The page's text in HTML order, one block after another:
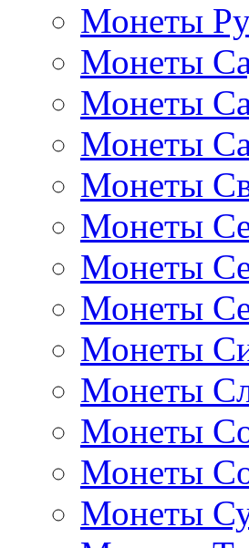
Монеты
Монеты
Монеты
Монеты
Монеты
Монеты
Монеты
Монеты
Монеты
Монеты
Монеты
Монеты
Монеты